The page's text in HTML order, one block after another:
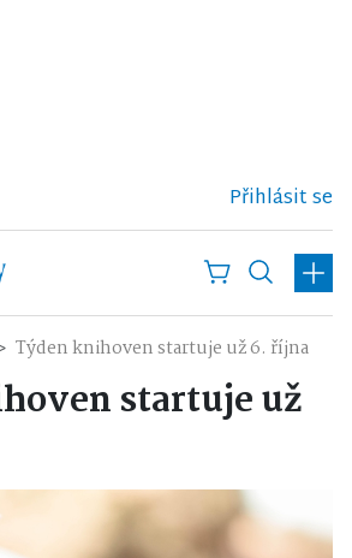
Přihlásit se
Týden knihoven startuje už 6. října
startuje už